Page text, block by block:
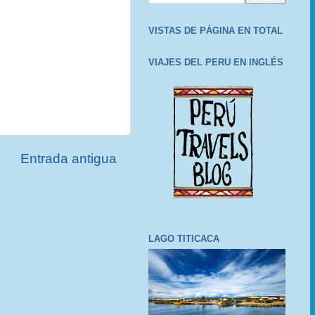
Entrada antigua
VISTAS DE PÁGINA EN TOTAL
VIAJES DEL PERU EN INGLÉS
LAGO TITICACA